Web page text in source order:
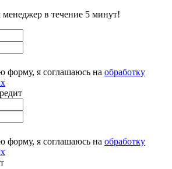
в течение 5 минут!
форму, я соглашаюсь на обработку
форму, я соглашаюсь на обработку